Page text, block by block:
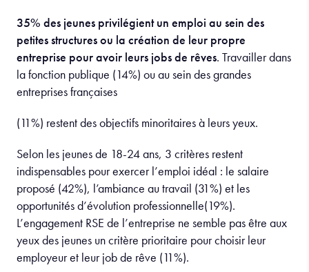
35% des jeunes privilégient un emploi au sein des
petites structures ou la création de leur propre
entreprise pour avoir leurs jobs de rêves. Travailler dans
la fonction publique (14%) ou au sein des grandes
entreprises françaises
(11%) restent des objectifs minoritaires à leurs yeux.
Selon les jeunes de 18-24 ans, 3 critères restent
indispensables pour exercer l’emploi idéal : le salaire
proposé (42%), l’ambiance au travail (31%) et les
opportunités d’évolution professionnelle(19%).
L’engagement RSE de l’entreprise ne semble pas être aux
yeux des jeunes un critère prioritaire pour choisir leur
employeur et leur job de rêve (11%).